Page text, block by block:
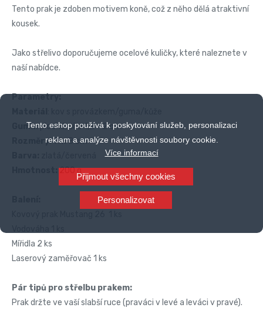
Tento eshop používá k poskytování služeb, personalizaci
reklam a analýze návštěvnosti soubory cookie.
Více informací
Přijmout všechny cookies
Personalizovat
Tento prak je zdoben motivem koně, což z něho dělá atraktivní
kousek.
Jako střelivo doporučujeme ocelové kuličky, které naleznete v
naší nabídce.
Parametry:
Guma:plochá, šíře 1,2 - 2 cm
Rozměry: 11 x 8 cm
200 g
Mířidla 2 ks
Laserový zaměřovač 1 ks
Pár tipů pro střelbu prakem:
Prak držte ve vaší slabší ruce (praváci v levé a leváci v pravé).